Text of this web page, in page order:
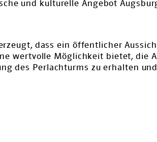
und kulturelle Angebot
dass ein öffentlicher
wertvolle Möglichkeit bietet, die
des Perlachturms zu erhalten